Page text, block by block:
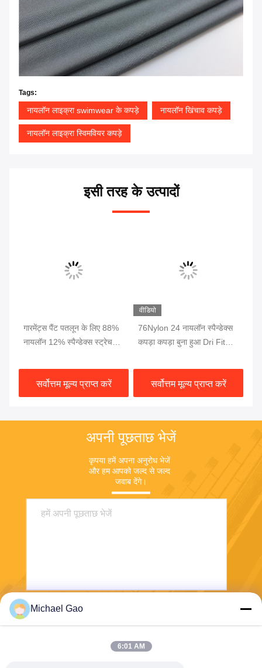
Tags:
नायलॉन लाइक्रा swimwear के कपड़े नायलॉन खिंचाव कपड़े
नायलॉन लाइक्रा स्विमवियर कपड़े
इसी तरह के उत्पादों
गारमेंट्स पैंट पतलून के लिए 88%
नायलॉन 12% स्पैन्डेक्स स्ट्रेच
सर्वोत्तम मूल्य प्राप्त करें
वीडियो
76Nylon 24 नायलॉन स्पैन्डेक्स
कपड़ा कपड़ा बुना हुआ Dri Fit
सर्वोत्तम मूल्य प्राप्त करें
अपनी पूछताछ भेजें
कृपया हमें अपना अनुरोध भेजें
और हम आपको जल्द से जल्द
जवाब देंगे।
Michael Gao
6:01 AM